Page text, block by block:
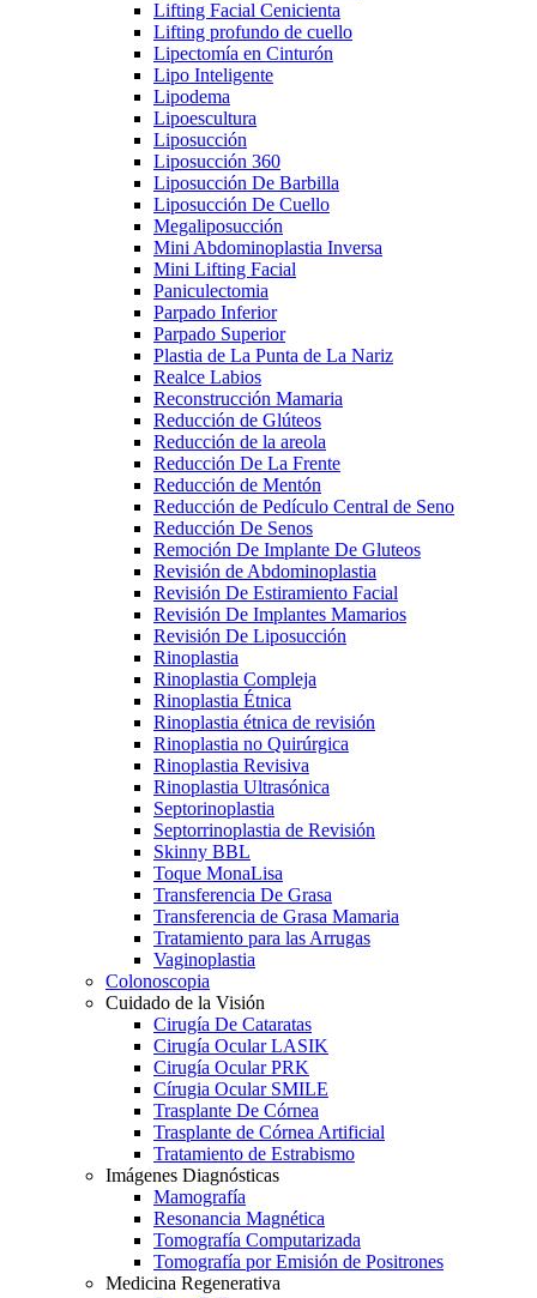
Lifting Facial Cenicienta
Lifting profundo de cuello
Lipectomía en Cinturón
Lipo Inteligente
Lipodema
Lipoescultura
Liposucción
Liposucción 360
Liposucción De Barbilla
Liposucción De Cuello
Megaliposucción
Mini Abdominoplastia Inversa
Mini Lifting Facial
Paniculectomia
Parpado Inferior
Parpado Superior
Plastia de La Punta de La Nariz
Realce Labios
Reconstrucción Mamaria
Reducción de Glúteos
Reducción de la areola
Reducción De La Frente
Reducción de Mentón
Reducción de Pedículo Central de Seno
Reducción De Senos
Remoción De Implante De Gluteos
Revisión de Abdominoplastia
Revisión De Estiramiento Facial
Revisión De Implantes Mamarios
Revisión De Liposucción
Rinoplastia
Rinoplastia Compleja
Rinoplastia Étnica
Rinoplastia étnica de revisión
Rinoplastia no Quirúrgica
Rinoplastia Revisiva
Rinoplastia Ultrasónica
Septorinoplastia
Septorrinoplastia de Revisión
Skinny BBL
Toque MonaLisa
Transferencia De Grasa
Transferencia de Grasa Mamaria
Tratamiento para las Arrugas
Vaginoplastia
Colonoscopia
Cuidado de la Visión
Cirugía De Cataratas
Cirugía Ocular LASIK
Cirugía Ocular PRK
Círugia Ocular SMILE
Trasplante De Córnea
Trasplante de Córnea Artificial
Tratamiento de Estrabismo
Imágenes Diagnósticas
Mamografía
Resonancia Magnética
Tomografía Computarizada
Tomografía por Emisión de Positrones
Medicina Regenerativa